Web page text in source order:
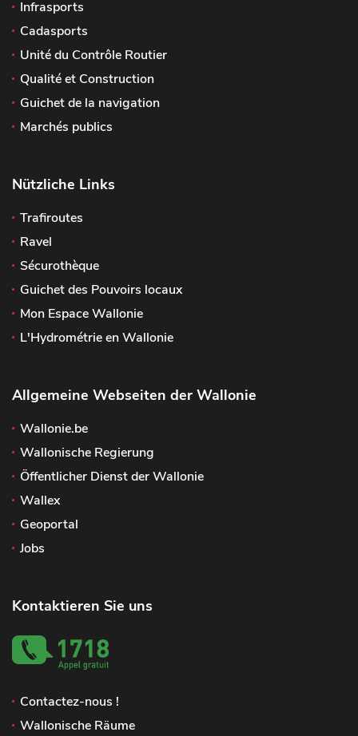
Infrasports
Cadasports
Unité du Contrôle Routier
Qualité et Construction
Guichet de la navigation
Marchés publics
Nützliche Links
Trafiroutes
Ravel
Sécurothèque
Guichet des Pouvoirs locaux
Mon Espace Wallonie
L'Hydrométrie en Wallonie
Allgemeine Webseiten der Wallonie
Wallonie.be
Wallonische Regierung
Öffentlicher Dienst der Wallonie
Wallex
Geoportal
Jobs
Kontaktieren Sie uns
Contactez-nous !
Wallonische Räume